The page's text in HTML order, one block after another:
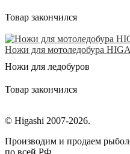
Товар закончился
Ножи для мотоледобура
Ножи для ледобуров
Товар закончился
© Higashi 2007-2026.
Производим и продаем
по всей РФ